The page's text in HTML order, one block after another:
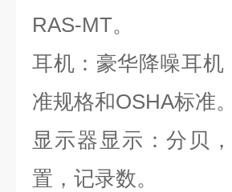
RAS-MT。
耳机：豪华降噪耳机
准规格和OSHA标准。
显示器显示：分贝
置，记录数。